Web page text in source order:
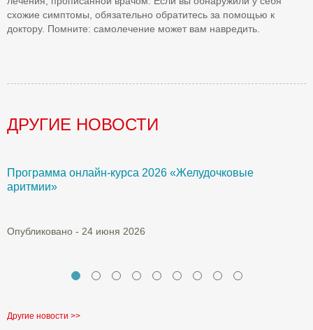
схожие симптомы, обязательно обратитесь за помощью к
доктору. Помните: самолечение может вам навредить.
ДРУГИЕ НОВОСТИ
Программа онлайн-курса 2026 «Желудочковые
аритмии»
Опубликовано - 24 июня 2026
Другие новости >>